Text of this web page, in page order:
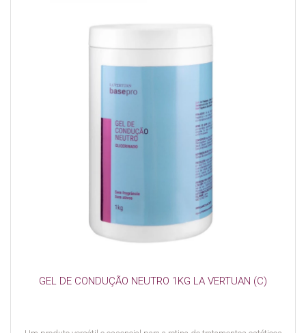
GEL DE CONDUÇÃO NEUTRO 1KG LA VERTUAN (C)